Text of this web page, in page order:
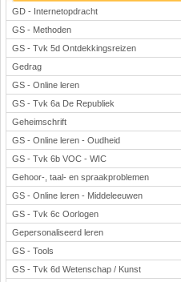
GD - Internetopdracht
GS - Methoden
GS - Tvk 5d Ontdekkingsreizen
Gedrag
GS - Online leren
GS - Tvk 6a De Republiek
Geheimschrift
GS - Online leren - Oudheid
GS - Tvk 6b VOC - WIC
Gehoor-, taal- en spraakproblemen
GS - Online leren - Middeleeuwen
GS - Tvk 6c Oorlogen
Gepersonaliseerd leren
GS - Tools
GS - Tvk 6d Wetenschap / Kunst